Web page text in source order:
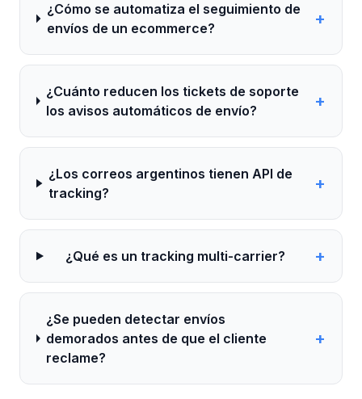
¿Cómo se automatiza el seguimiento de
envíos de un ecommerce?
+
¿Cuánto reducen los tickets de soporte
los avisos automáticos de envío?
+
¿Los correos argentinos tienen API de
tracking?
+
¿Qué es un tracking multi-carrier? +
¿Se pueden detectar envíos
demorados antes de que el cliente
reclame?
+